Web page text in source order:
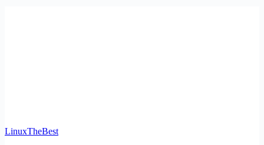
LinuxTheBest